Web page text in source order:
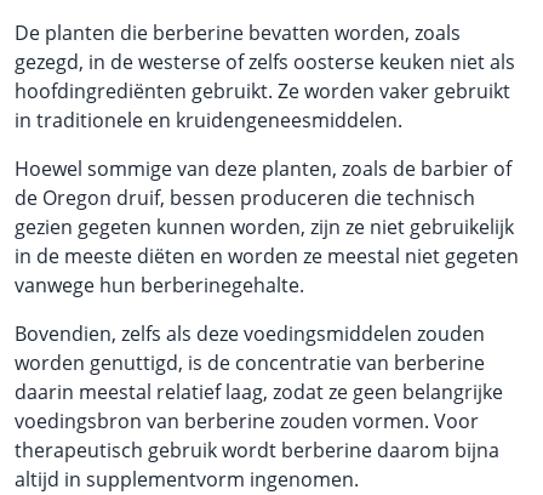
De planten die berberine bevatten worden, zoals
gezegd, in de westerse of zelfs oosterse keuken niet als
hoofdingrediënten gebruikt. Ze worden vaker gebruikt
in traditionele en kruidengeneesmiddelen.
Hoewel sommige van deze planten, zoals de barbier of
de Oregon druif, bessen produceren die technisch
gezien gegeten kunnen worden, zijn ze niet gebruikelijk
in de meeste diëten en worden ze meestal niet gegeten
vanwege hun berberinegehalte.
Bovendien, zelfs als deze voedingsmiddelen zouden
worden genuttigd, is de concentratie van berberine
daarin meestal relatief laag, zodat ze geen belangrijke
voedingsbron van berberine zouden vormen. Voor
therapeutisch gebruik wordt berberine daarom bijna
altijd in supplementvorm ingenomen.